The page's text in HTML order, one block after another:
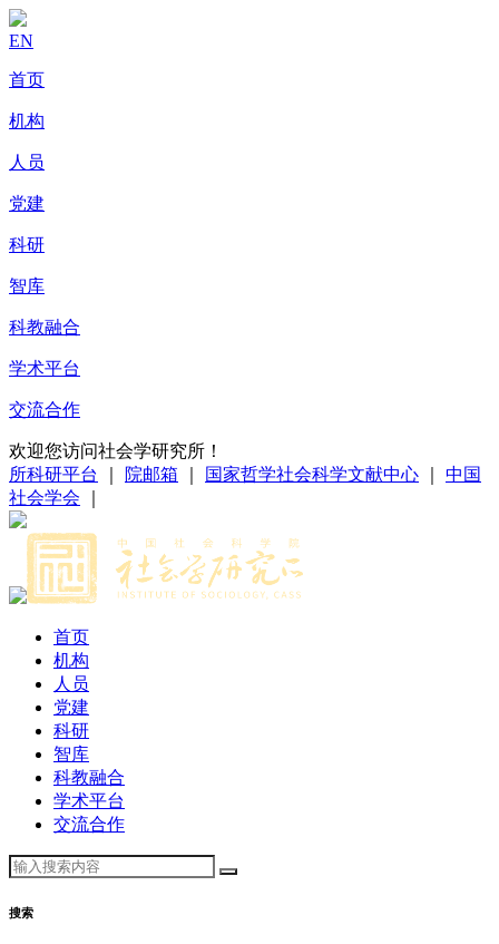
EN
首页
机构
人员
党建
科研
智库
科教融合
学术平台
交流合作
欢迎您访问社会学研究所！
所科研平台
院邮箱 国家哲学社会科学文献中心
中国
社会学会
首页
机构
人员
党建
科研
智库
科教融合
学术平台
交流合作
搜索